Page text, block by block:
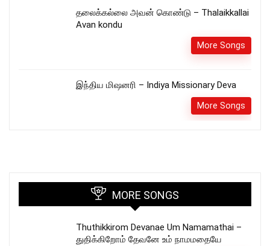
தலைக்கல்லை அவன் கொண்டு – Thalaikkallai
Avan kondu
More Songs
இந்திய மிஷனரி – Indiya Missionary Deva
More Songs
MORE SONGS
Thuthikkirom Devanae Um Namamathai –
துதிக்கிறோம் தேவனே உம் நாமமதையே